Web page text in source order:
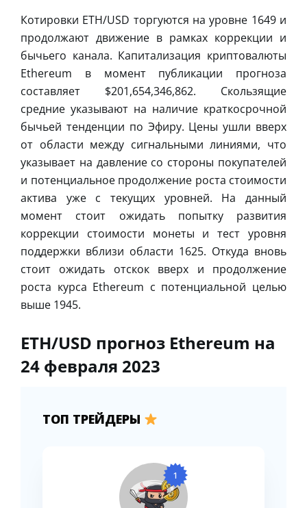
Котировки ETH/USD торгуются на уровне 1649 и
продолжают движение в рамках коррекции и
бычьего канала. Капитализация криптовалюты
Ethereum в момент публикации прогноза
составляет $201,654,346,862. Скользящие
средние указывают на наличие краткосрочной
бычьей тенденции по Эфиру. Цены ушли вверх
от области между сигнальными линиями, что
указывает на давление со стороны покупателей
и потенциальное продолжение роста стоимости
актива уже с текущих уровней. На данный
момент стоит ожидать попытку развития
коррекции стоимости монеты и тест уровня
поддержки вблизи области 1625. Откуда вновь
стоит ожидать отскок вверх и продолжение
роста курса Ethereum с потенциальной целью
выше 1945.
ETH/USD прогноз Ethereum на
24 февраля 2023
ТОП ТРЕЙДЕРЫ
1